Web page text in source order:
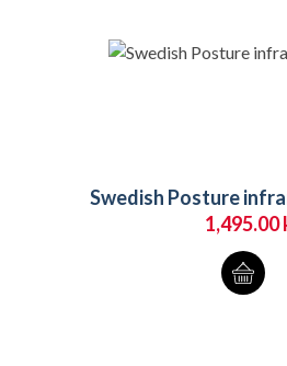
Swedish Posture
1,495.00